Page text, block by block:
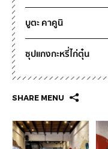
บูตะ คาคูนิ
ซุปแกงกะหรี่ไก่ตุ๋น
SHARE MENU